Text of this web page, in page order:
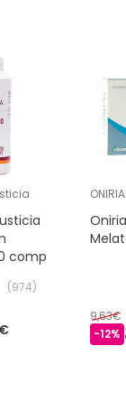
comp
(974)
ONIRIA
9,63€
-12%